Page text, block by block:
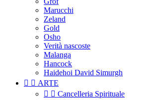
Marucchi
Zeland
Gold
Osho
Verità nascoste
Malanga
Hancock
Haidehoi David Simurgh
  ARTE
  Cancelleria Spirituale